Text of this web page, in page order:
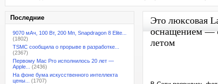
Последние
9070 мАч, 100 Вт, 200 Мп, Snapdragon 8 Elite...
(1802)
TSMC сообщила о прорыве в разработке...
(2367)
Первому Mac Pro исполнилось 20 лет —
Apple...
(2436)
На фоне бума искусственного интеллекта
цены...
(1707)
Это люксовая
оснащением —
летом